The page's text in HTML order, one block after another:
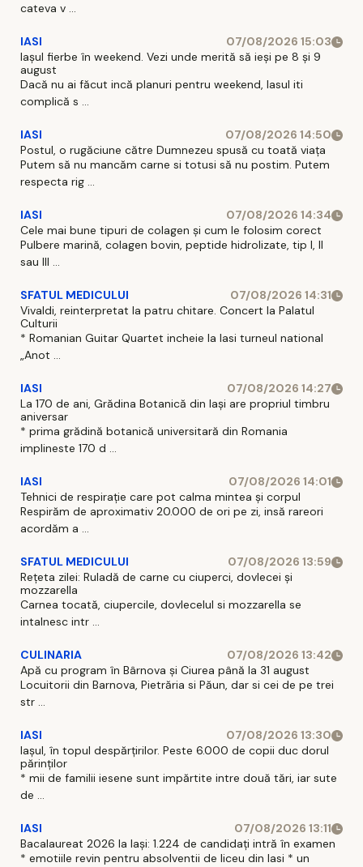
cateva v ...
IASI
07/08/2026 15:03
Iașul fierbe în weekend. Vezi unde merită să ieși pe 8 și 9
august
Dacă nu ai făcut incă planuri pentru weekend, Iasul iti
complică s ...
IASI
07/08/2026 14:50
Postul, o rugăciune către Dumnezeu spusă cu toată viața
Putem să nu mancăm carne si totusi să nu postim. Putem
respecta rig ...
IASI
07/08/2026 14:34
Cele mai bune tipuri de colagen și cum le folosim corect
Pulbere marină, colagen bovin, peptide hidrolizate, tip I, II
sau III ...
SFATUL MEDICULUI
07/08/2026 14:31
Vivaldi, reinterpretat la patru chitare. Concert la Palatul
Culturii
* Romanian Guitar Quartet incheie la Iasi turneul national
„Anot ...
IASI
07/08/2026 14:27
La 170 de ani, Grădina Botanică din Iași are propriul timbru
aniversar
* prima grădină botanică universitară din Romania
implineste 170 d ...
IASI
07/08/2026 14:01
Tehnici de respirație care pot calma mintea și corpul
Respirăm de aproximativ 20.000 de ori pe zi, insă rareori
acordăm a ...
SFATUL MEDICULUI
07/08/2026 13:59
Rețeta zilei: Ruladă de carne cu ciuperci, dovlecei și
mozzarella
Carnea tocată, ciupercile, dovlecelul si mozzarella se
intalnesc intr ...
CULINARIA
07/08/2026 13:42
Apă cu program în Bârnova și Ciurea până la 31 august
Locuitorii din Barnova, Pietrăria si Păun, dar si cei de pe trei
str ...
IASI
07/08/2026 13:30
Iașul, în topul despărțirilor. Peste 6.000 de copii duc dorul
părinților
* mii de familii iesene sunt impărtite intre două tări, iar sute
de ...
IASI
07/08/2026 13:11
Bacalaureat 2026 la Iași: 1.224 de candidați intră în examen
* emotiile revin pentru absolventii de liceu din Iasi * un